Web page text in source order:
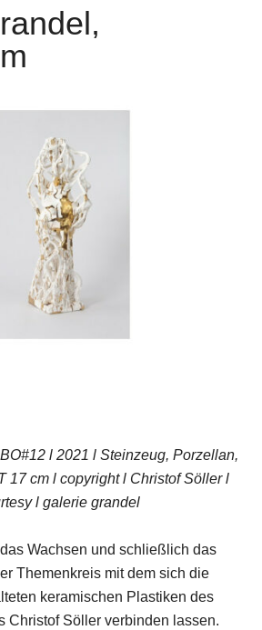
l 2021 l Steinzeug, Porzellan,
17 cm l copyright l Christof Söller l
l galerie grandel
Wachsen und schließlich das
Themenkreis mit dem sich die
keramischen Plastiken des
Christof Söller verbinden lassen.